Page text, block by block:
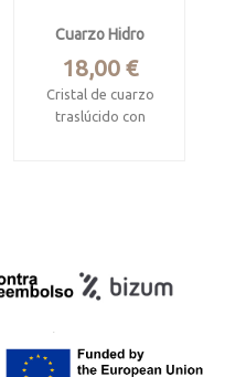
Cuarzo Hidro
Precio
18,00 €
Cristal de cuarzo
traslúcido con
Mide 4.8 x 2.5 x 1.5